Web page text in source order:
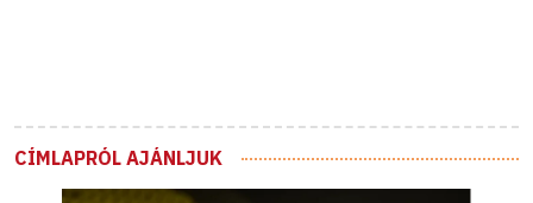
CÍMLAPRÓL AJÁNLJUK